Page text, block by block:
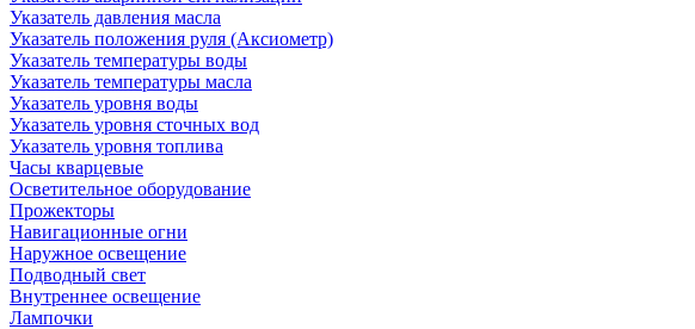
Указатель давления масла
Указатель положения руля (Аксиометр)
Указатель температуры воды
Указатель температуры масла
Указатель уровня воды
Указатель уровня сточных вод
Указатель уровня топлива
Часы кварцевые
Осветительное оборудование
Прожекторы
Навигационные огни
Наружное освещение
Подводный свет
Внутреннее освещение
Лампочки